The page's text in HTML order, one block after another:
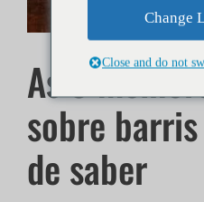
EMPRESA
BENEFÍCIOS
TÉCNICO
As 8
sobre
de saber
Change
Close and do not